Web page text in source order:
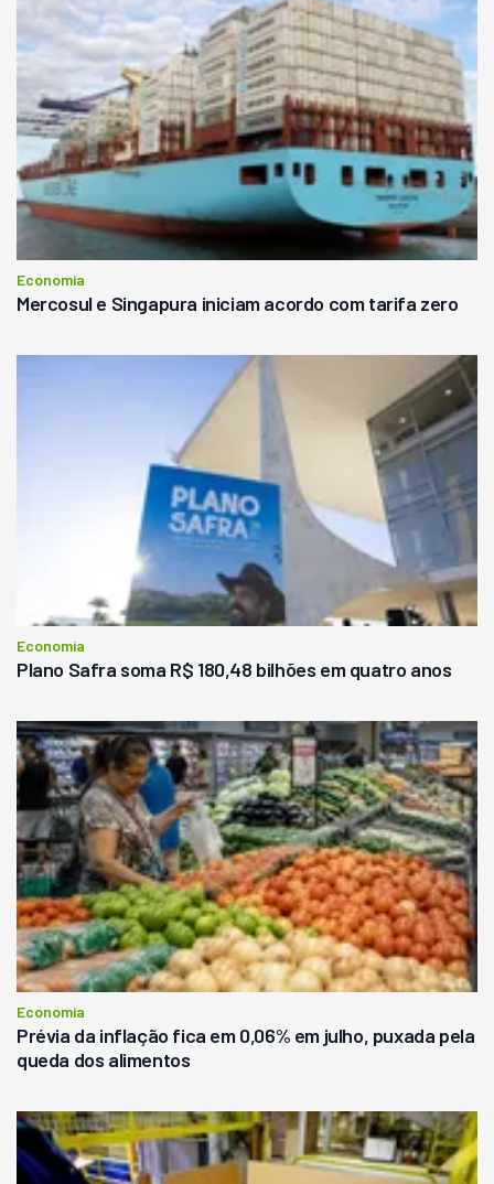
Economia
Mercosul e Singapura iniciam acordo com tarifa zero
Economia
Plano Safra soma R$ 180,48 bilhões em quatro anos
Economia
Prévia da inflação fica em 0,06% em julho, puxada pela
queda dos alimentos